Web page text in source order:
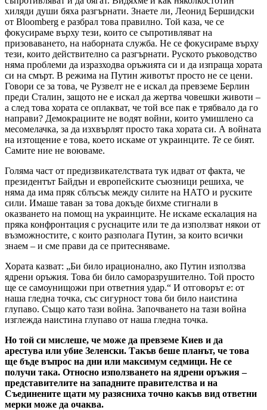
хиляди души бяха разгърнати. Знаете ли, Леонид Бершидски
от Bloomberg е разбрал това правилно. Той каза, че се
фокусираме върху тези, които се съпротивляват на
призоваването, на наборната служба. Не се фокусираме върху
тези, които действително са разгърнати. Руското ръководство
няма проблеми да изразходва оръжията си и да изпраща хората
си на смърт. В режима на Путин животът просто не се цени.
Говори се за това, че Рузвелт не е искал да превземе Берлин
преди Сталин, защото не е искал да жертва човешки животи –
а след това хората се оплакват, че той все пак е трябвало да го
направи? Демокрациите не водят войни, които умишлено са
месомелачка, за да изхвърлят просто така хората си. А войната
на изтощение е това, което искаме от украинците. Те се бият.
Самите ние не воюваме.
Голяма част от предизвикателствата тук идват от факта, че
президентът Байдън и европейските съюзници решиха, че
няма да има пряк сблъсък между силите на НАТО и руските
сили. Имаше таван за това докъде бихме стигнали в
оказването на помощ на украинците. Не искаме ескалация на
пряка конфронтация с руснаците или те да използват някои от
възможностите, с които разполага Путин, за които всички
знаем – и сме прави да се притесняваме.
Хората казват: „Би било ирационално, ако Путин използва
ядрени оръжия. Това би било саморазрушително. Той просто
ще се самоунищожи при ответния удар.“ И отговорът е: от
наша гледна точка, със сигурност това би било наистина
глупаво. Също като тази война. Започването на тази война
изглежда наистина глупаво от наша гледна точка.
Но той си мислеше, че може да превземе Киев и да
арестува или убие Зеленски. Такъв беше планът, че това
ще бъде въпрос на дни или максимум седмици. Не се
получи така. Относно използването на ядрени оръжия –
представителите на западните правителства и на
Съединените щати му разясниха точно какъв вид ответни
мерки може да очаква.